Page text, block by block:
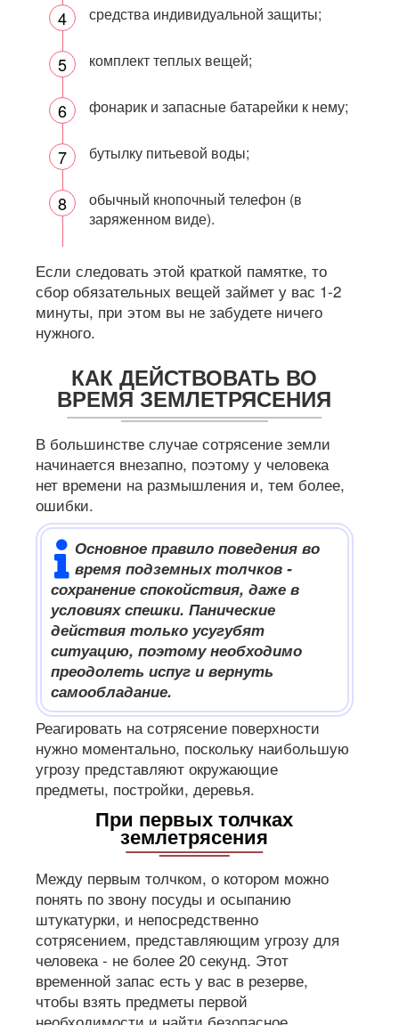
средства индивидуальной защиты;
комплект теплых вещей;
фонарик и запасные батарейки к нему;
бутылку питьевой воды;
обычный кнопочный телефон (в
заряженном виде).
Если следовать этой краткой памятке, то
сбор обязательных вещей займет у вас 1-2
минуты, при этом вы не забудете ничего
нужного.
КАК ДЕЙСТВОВАТЬ ВО
ВРЕМЯ ЗЕМЛЕТРЯСЕНИЯ
В большинстве случае сотрясение земли
начинается внезапно, поэтому у человека
нет времени на размышления и, тем более,
ошибки.
Основное правило поведения во
время подземных толчков -
сохранение спокойствия, даже в
условиях спешки. Панические
действия только усугубят
ситуацию, поэтому необходимо
преодолеть испуг и вернуть
самообладание.
Реагировать на сотрясение поверхности
нужно моментально, поскольку наибольшую
угрозу представляют окружающие
предметы, постройки, деревья.
При первых толчках
землетрясения
Между первым толчком, о котором можно
понять по звону посуды и осыпанию
штукатурки, и непосредственно
сотрясением, представляющим угрозу для
человека - не более 20 секунд. Этот
временной запас есть у вас в резерве,
чтобы взять предметы первой